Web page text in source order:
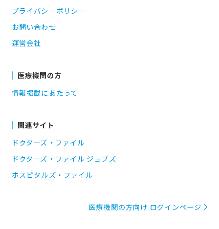
プライバシーポリシー
お問い合わせ
運営会社
医療機関の方
情報掲載にあたって
関連サイト
ドクターズ・ファイル
ドクターズ・ファイル ジョブズ
ホスピタルズ・ファイル
医療機関の方向け ログインページ